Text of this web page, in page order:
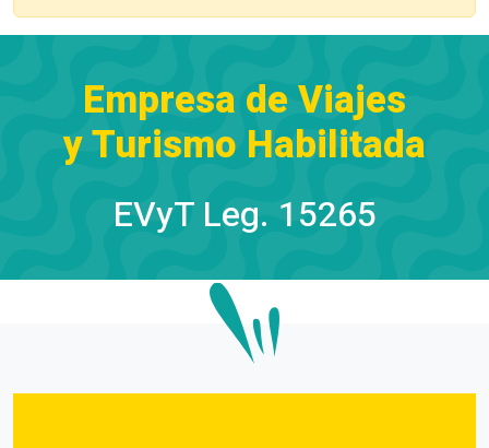
Empresa de Viajes
y Turismo Habilitada
EVyT Leg. 15265